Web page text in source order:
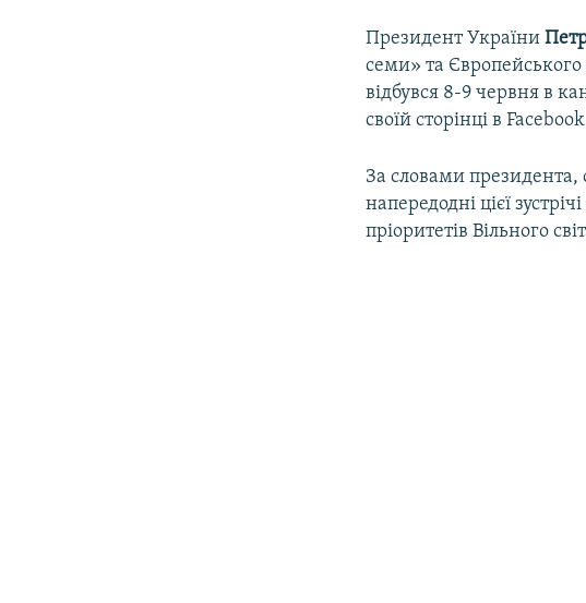
Президент України
семи» та
відбувся 8-9 червня в
своїй сторінці в
За словами президента,
напередодні цієї
пріоритетів Вільного